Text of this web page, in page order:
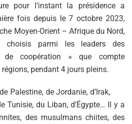
pour l’instant la présidence a
fois depuis le 7 octobre 2023,
Moyen-Orient – Afrique du Nord,
choisis parmi les leaders des
de coopération » que compte
pendant 4 jours pleins.
Palestine, de Jordanie, d’Irak,
Tunisie, du Liban, d’Égypte… Il y a
des musulmans chiites, des